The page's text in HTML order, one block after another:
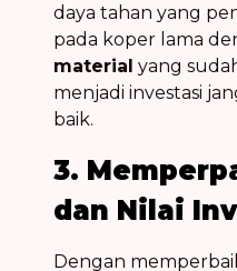
daya tahan yang
pada koper lama
material yang
menjadi investasi
baik.
3.
dan Nilai
Dengan